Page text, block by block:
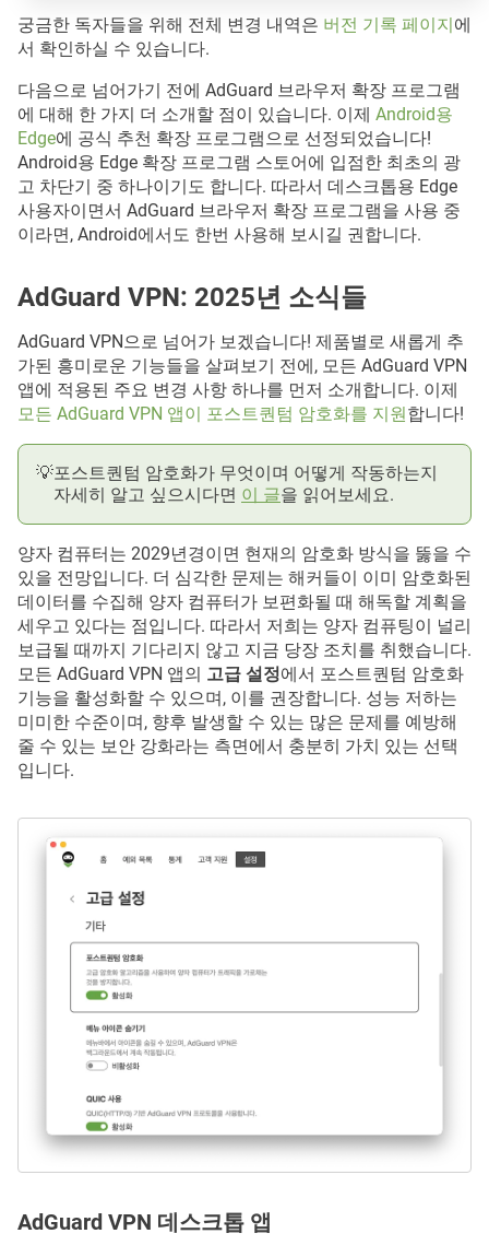
여기서
MV3 확장 프로그램에서 더 빠른 필터 업데이트
대화형 차단 페이지
궁금한 독자들을 위해 전체 변경 내역은 버전 기록 페이지에
서 확인하실 수 있습니다.
다음으로 넘어가기 전에 AdGuard 브라우저 확장 프로그램
에 대해 한 가지 더 소개할 점이 있습니다. 이제 Android용
Edge에 공식 추천 확장 프로그램으로 선정되었습니다!
Android용 Edge 확장 프로그램 스토어에 입점한 최초의 광
고 차단기 중 하나이기도 합니다. 따라서 데스크톱용 Edge
사용자이면서 AdGuard 브라우저 확장 프로그램을 사용 중
이라면, Android에서도 한번 사용해 보시길 권합니다.
AdGuard VPN: 2025년 소식들
AdGuard VPN으로 넘어가 보겠습니다! 제품별로 새롭게 추
가된 흥미로운 기능들을 살펴보기 전에, 모든 AdGuard VPN
앱에 적용된 주요 변경 사항 하나를 먼저 소개합니다. 이제
모든 AdGuard VPN 앱이 포스트퀀텀 암호화를 지원합니다!
💡포스트퀀텀 암호화가 무엇이며 어떻게 작동하는지
자세히 알고 싶으시다면 이 글을 읽어보세요.
양자 컴퓨터는 2029년경이면 현재의 암호화 방식을 뚫을 수
있을 전망입니다. 더 심각한 문제는 해커들이 이미 암호화된
데이터를 수집해 양자 컴퓨터가 보편화될 때 해독할 계획을
세우고 있다는 점입니다. 따라서 저희는 양자 컴퓨팅이 널리
보급될 때까지 기다리지 않고 지금 당장 조치를 취했습니다.
모든 AdGuard VPN 앱의 고급 설정에서 포스트퀀텀 암호화
기능을 활성화할 수 있으며, 이를 권장합니다. 성능 저하는
미미한 수준이며, 향후 발생할 수 있는 많은 문제를 예방해
줄 수 있는 보안 강화라는 측면에서 충분히 가치 있는 선택
입니다.
AdGuard VPN 데스크톱 앱